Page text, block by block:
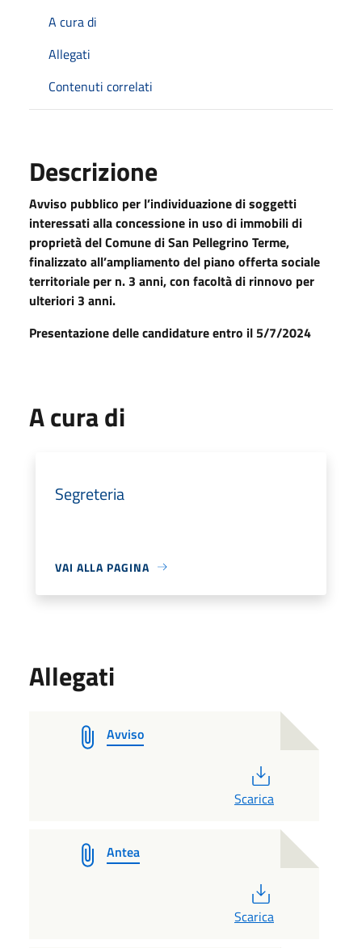
A cura di
Allegati
Contenuti correlati
Descrizione
Avviso pubblico per l’individuazione di soggetti
interessati alla concessione in uso di immobili di
proprietà del Comune di San Pellegrino Terme,
finalizzato all’ampliamento del piano offerta sociale
territoriale per n. 3 anni, con facoltà di rinnovo per
ulteriori 3 anni.
Presentazione delle candidature entro il 5/7/2024
A cura di
Segreteria
VAI ALLA PAGINA
Allegati
Avviso
Scarica
Antea
Scarica